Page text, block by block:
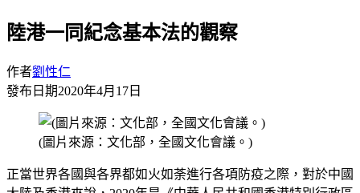
陸港一同紀念基本法的觀察
作者劉性仁
發布日期2020年4月17日
(圖片來源：文化部，全國文化會議。)
正當世界各國與各界都如火如荼進行各項防疫之際，對於中國